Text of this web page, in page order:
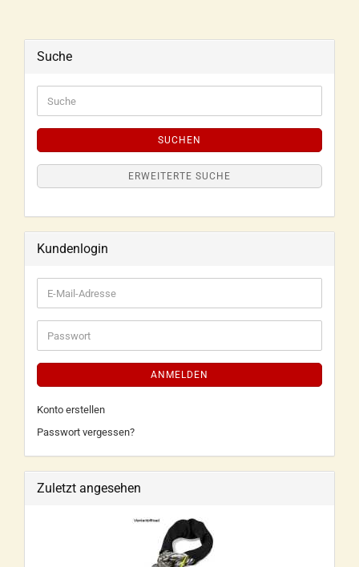
Suche
SUCHEN
ERWEITERTE SUCHE
Kundenlogin
ANMELDEN
Konto erstellen
Passwort vergessen?
Zuletzt angesehen